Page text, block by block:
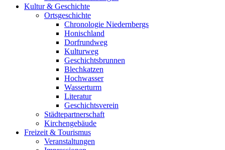
Kultur & Geschichte
Ortsgeschichte
Chronologie Niedernbergs
Honischland
Dorfrundweg
Kulturweg
Geschichtsbrunnen
Blechkatzen
Hochwasser
Wasserturm
Literatur
Geschichtsverein
Städtepartnerschaft
Kirchengebäude
Freizeit & Tourismus
Veranstaltungen